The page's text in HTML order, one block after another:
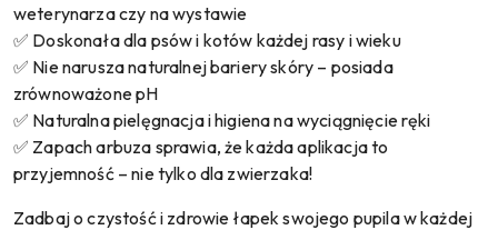
weterynarza czy na wystawie
✅ Doskonała dla psów i kotów każdej rasy i wieku
✅ Nie narusza naturalnej bariery skóry – posiada
zrównoważone pH
✅ Naturalna pielęgnacja i higiena na wyciągnięcie ręki
✅ Zapach arbuza sprawia, że każda aplikacja to
przyjemność – nie tylko dla zwierzaka!
Zadbaj o czystość i zdrowie łapek swojego pupila w każdej